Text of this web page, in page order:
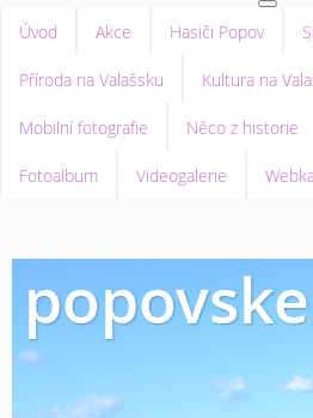
Úvod Akce Hasiči Popov
Příroda na Valašsku Kultura na
Mobilní fotografie Něco z historie
Fotoalbum Videogalerie